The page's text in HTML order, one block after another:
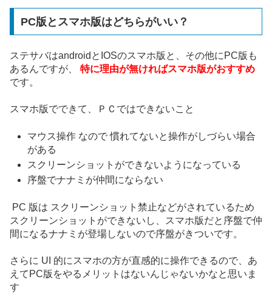
PC版とスマホ版はどちらがいい？
ステサバはandroidとIOSのスマホ版と、その他にPC版も
あるんですが、 特に理由が無ければスマホ版がおすすめ
です。
スマホ版でできて、ＰＣではできないこと
マウス操作 なので 慣れてないと操作がしづらい場合
がある
スクリーンショットができないようになっている
序盤でナナミが仲間にならない
PC 版は スクリーンショット禁止などがされているため
スクリーンショットができないし、スマホ版だと序盤で仲
間になるナナミが登場しないので序盤がきついです。
さらに UI 的にスマホの方が直感的に操作できるので、あ
えてPC版をやるメリットはないんじゃないかなと思いま
す